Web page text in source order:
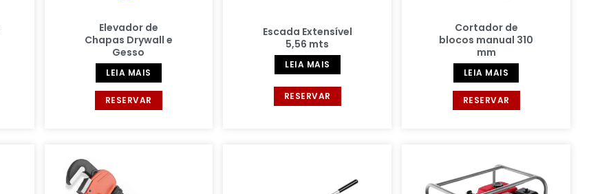
Elevador de
Chapas Drywall e
Gesso
LEIA MAIS
RESERVAR
Escada Extensível
5,56 mts
LEIA MAIS
RESERVAR
Cortador de
blocos manual 310
mm
LEIA MAIS
RESERVAR